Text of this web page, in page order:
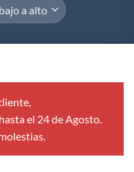
el 24 de Agosto.